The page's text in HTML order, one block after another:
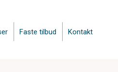
Faste tilbud Kontakt